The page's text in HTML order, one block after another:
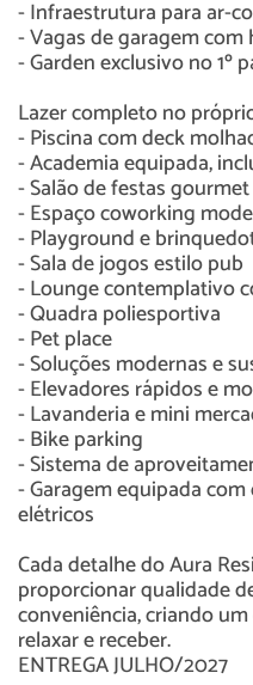
- Infraestrutura para ar-
- Vagas de garagem
- Garden exclusivo no 1º
Lazer completo no
- Piscina com deck
- Academia equipada,
- Salão de festas gourmet
- Espaço coworking
- Playground e
- Sala de jogos estilo pub
- Lounge contemplativo
- Quadra poliesportiva
- Pet place
- Soluções modernas e
- Elevadores rápidos e
- Lavanderia e mini
- Bike parking
- Sistema de
- Garagem equipada
elétricos
Cada detalhe do Aura
proporcionar qualidade
conveniência, criando
relaxar e receber.
ENTREGA JULHO/2027